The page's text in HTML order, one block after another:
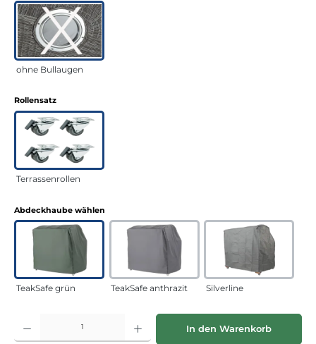
ohne Bullaugen
Rollensatzauswählen
Terrassenrollen
Abdeckhaube wählen
TeakSafe grün TeakSafe anthrazit Silverline
Produkt Anzahl: Gib den gewünschten Wert ein oder benutze die
In den Warenkorb